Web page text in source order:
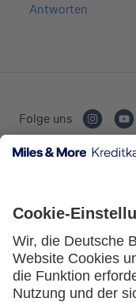
Antworten
Folge uns
gewünschten
Geschäftliche
(z.B.
Freiberufler)